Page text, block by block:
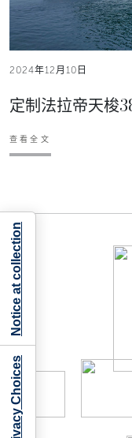
2024年12月10日
定制法拉帝天梭
查看全文
Notice at collection